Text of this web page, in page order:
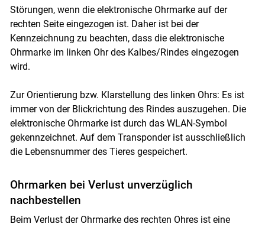
Skip to main content
Störungen, wenn die elektronische Ohrmarke auf der
rechten Seite eingezogen ist. Daher ist bei der
Kennzeichnung zu beachten, dass die elektronische
Ohrmarke im linken Ohr des Kalbes/Rindes eingezogen
wird.
Zur Orientierung bzw. Klarstellung des linken Ohrs: Es ist
immer von der Blickrichtung des Rindes auszugehen. Die
elektronische Ohrmarke ist durch das WLAN-Symbol
gekennzeichnet. Auf dem Transponder ist ausschließlich
die Lebensnummer des Tieres gespeichert.
Ohrmarken bei Verlust unverzüglich
nachbestellen
Beim Verlust der Ohrmarke des rechten Ohres ist eine